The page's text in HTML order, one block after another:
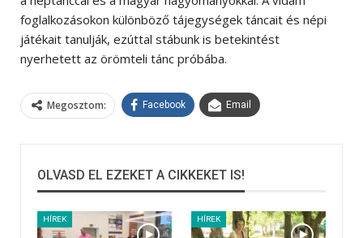
foglalkozásokon különböző tájegységek táncait és népi
játékait tanulják, ezúttal stábunk is betekintést
nyerhetett az örömteli tánc próbába.
Megosztom: Facebook Email
OLVASD EL EZEKET A CIKKEKET IS!
HÍREK HÍREK